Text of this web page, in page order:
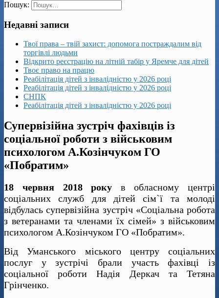
Пошук:
Недавні записи
Твої права – твій захист: допомога постраждалим від
торгівлі людьми
Відкрито реєстрацію на літній табір у Яремче для дітей
Твоє право на працю
Реабілітація дітей з інвалідністю у 2026 році
Реабілітація дітей з інвалідністю у 2026 році
СНПК
Реабілітація дітей з інвалідністю у 2026 році
Супервізійна зустріч фахівців із
соціальної роботи з військовим
психологом А.Козінчуком ГО
«Побратим»
18 червня 2018 рокув обласному центрі
соціальних служб для дітей сім`ї та молоді
відбулась супервізійна зустріч «Соціальна робота
з ветеранами та членами їх сімей» з військовим
психологом А.Козінчуком ГО «Побратим».
Від Уманського міського центру соціальних
послуг у зустрічі брали участь фахівці із
соціальної роботи Надія Деркач та Тетяна
Грінченко.